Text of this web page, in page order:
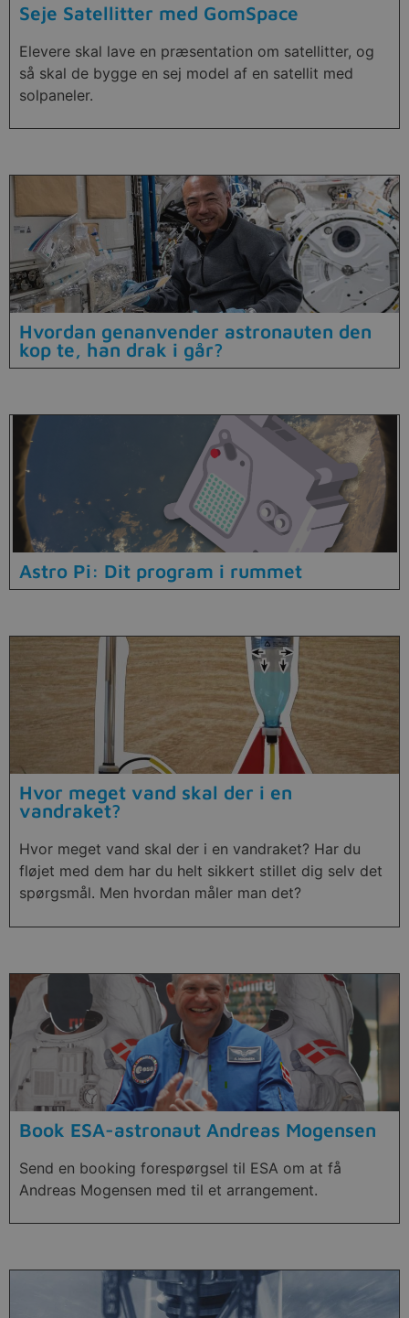
Seje Satellitter med GomSpace
Elevere skal lave en præsentation om satellitter, og
så skal de bygge en sej model af en satellit med
solpaneler.
Hvordan genanvender astronauten den
kop te, han drak i går?
Astro Pi: Dit program i rummet
Hvor meget vand skal der i en
vandraket?
Hvor meget vand skal der i en vandraket? Har du
fløjet med dem har du helt sikkert stillet dig selv det
spørgsmål. Men hvordan måler man det?
Book ESA-astronaut Andreas Mogensen
Send en booking forespørgsel til ESA om at få
Andreas Mogensen med til et arrangement.